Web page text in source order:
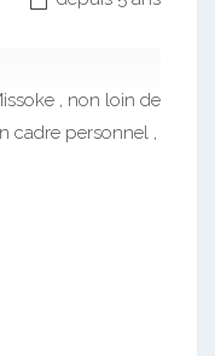
, non loin de
cadre personnel ,